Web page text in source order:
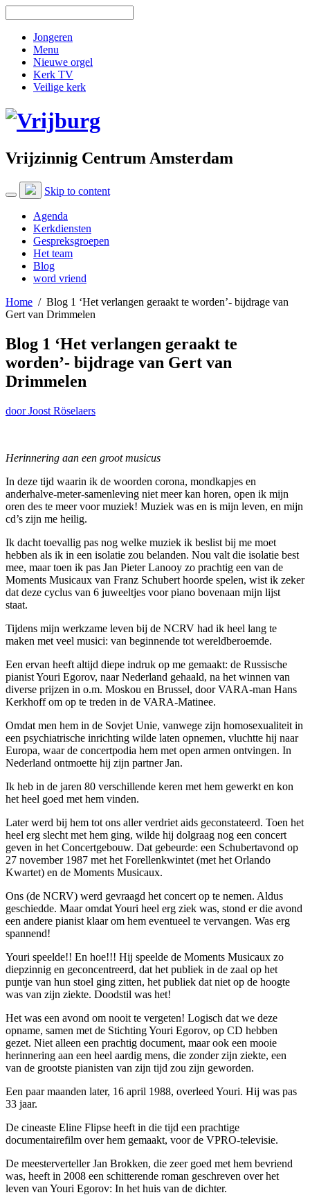
Jongeren
Menu
Nieuwe orgel
Kerk TV
Veilige kerk
Vrijzinnig Centrum Amsterdam
Skip to content
Agenda
Kerkdiensten
Gespreksgroepen
Het team
Blog
word vriend
Home / Blog 1 ‘Het verlangen geraakt te worden’- bijdrage van
Gert van Drimmelen
Blog 1 ‘Het verlangen geraakt te
worden’- bijdrage van Gert van
Drimmelen
door Joost Röselaers
Herinnering aan een groot musicus
In deze tijd waarin ik de woorden corona, mondkapjes en
anderhalve-meter-samenleving niet meer kan horen, open ik mijn
oren des te meer voor muziek! Muziek was en is mijn leven, en mijn
cd’s zijn me heilig.
Ik dacht toevallig pas nog welke muziek ik beslist bij me moet
hebben als ik in een isolatie zou belanden. Nou valt die isolatie best
mee, maar toen ik pas Jan Pieter Lanooy zo prachtig een van de
Moments Musicaux van Franz Schubert hoorde spelen, wist ik zeker
dat deze cyclus van 6 juweeltjes voor piano bovenaan mijn lijst
staat.
Tijdens mijn werkzame leven bij de NCRV had ik heel lang te
maken met veel musici: van beginnende tot wereldberoemde.
Een ervan heeft altijd diepe indruk op me gemaakt: de Russische
pianist Youri Egorov, naar Nederland gehaald, na het winnen van
diverse prijzen in o.m. Moskou en Brussel, door VARA-man Hans
Kerkhoff om op te treden in de VARA-Matinee.
Omdat men hem in de Sovjet Unie, vanwege zijn homosexualiteit in
een psychiatrische inrichting wilde laten opnemen, vluchtte hij naar
Europa, waar de concertpodia hem met open armen ontvingen. In
Nederland ontmoette hij zijn partner Jan.
Ik heb in de jaren 80 verschillende keren met hem gewerkt en kon
het heel goed met hem vinden.
Later werd bij hem tot ons aller verdriet aids geconstateerd. Toen het
heel erg slecht met hem ging, wilde hij dolgraag nog een concert
geven in het Concertgebouw. Dat gebeurde: een Schubertavond op
27 november 1987 met het Forellenkwintet (met het Orlando
Kwartet) en de Moments Musicaux.
Ons (de NCRV) werd gevraagd het concert op te nemen. Aldus
geschiedde. Maar omdat Youri heel erg ziek was, stond er die avond
een andere pianist klaar om hem eventueel te vervangen. Was erg
spannend!
Youri speelde!! En hoe!!! Hij speelde de Moments Musicaux zo
diepzinnig en geconcentreerd, dat het publiek in de zaal op het
puntje van hun stoel ging zitten, het publiek dat niet op de hoogte
was van zijn ziekte. Doodstil was het!
Het was een avond om nooit te vergeten! Logisch dat we deze
opname, samen met de Stichting Youri Egorov, op CD hebben
gezet. Niet alleen een prachtig document, maar ook een mooie
herinnering aan een heel aardig mens, die zonder zijn ziekte, een
van de grootste pianisten van zijn tijd zou zijn geworden.
Een paar maanden later, 16 april 1988, overleed Youri. Hij was pas
33 jaar.
De cineaste Eline Flipse heeft in die tijd een prachtige
documentairefilm over hem gemaakt, voor de VPRO-televisie.
De meesterverteller Jan Brokken, die zeer goed met hem bevriend
was, heeft in 2008 een schitterende roman geschreven over het
leven van Youri Egorov: In het huis van de dichter.